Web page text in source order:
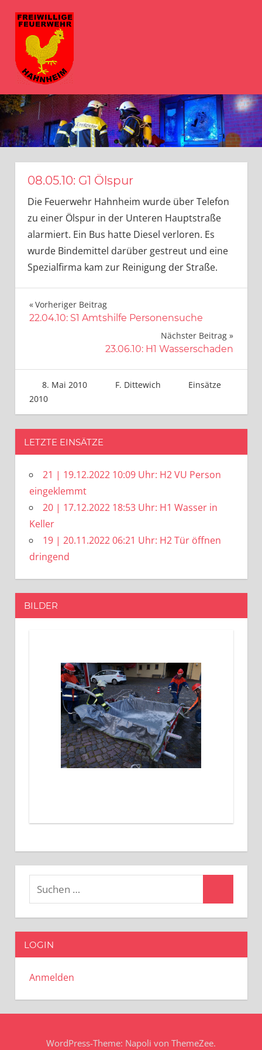
Inhalt
springen
Willkommen
bei
der
Freiwilligen
Hahnheim
08.05.10: G1 Ölspur
Die Feuerwehr Hahnheim wurde über Telefon
zu einer Ölspur in der Unteren Hauptstraße
alarmiert. Ein Bus hatte Diesel verloren. Es
wurde Bindemittel darüber gestreut und eine
Spezialfirma kam zur Reinigung der Straße.
Beitragsnavigation
Vorheriger Beitrag
22.04.10: S1 Amtshilfe Personensuche
Nächster Beitrag
23.06.10: H1 Wasserschaden
8. Mai 2010 F. Dittewich
Einsätze
2010
LETZTE EINSÄTZE
21 | 19.12.2022 10:09 Uhr: H2 VU Person
eingeklemmt
20 | 17.12.2022 18:53 Uhr: H1 Wasser in
Keller
19 | 20.11.2022 06:21 Uhr: H2 Tür öffnen
dringend
BILDER
Suchen
LOGIN
Anmelden
WordPress-Theme: Napoli von ThemeZee.